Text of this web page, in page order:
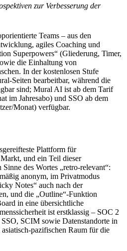
zur Verbesserung der
Teams – aus den
agiles Coaching und
Superpowers“ (Gliederung, Timer,
die Einhaltung von
In der kostenlosen Stufe
Seiten bearbeitbar, während die
sind; Mural AI ist ab dem Tarif
im Jahresabo) und SSO ab dem
Monat) verfügbar.
Plattform für
und ein Teil dieser
des Wortes „retro-relevant“:
anonym, im Privatmodus
Notes“ auch nach der
und die „Outline“-Funktion
in eine übersichtliche
ist erstklassig – SOC 2
SCIM sowie Datenstandorte in
pazifischen Raum für die